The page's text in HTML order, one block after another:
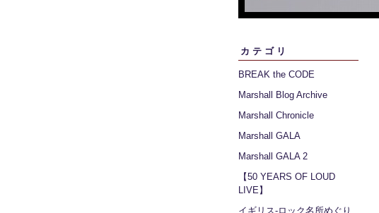
カテゴリ
BREAK the CODE
Marshall Blog Archive
Marshall Chronicle
Marshall GALA
Marshall GALA 2
【50 YEARS OF LOUD
LIVE】
イギリス‐ロック名所めぐり